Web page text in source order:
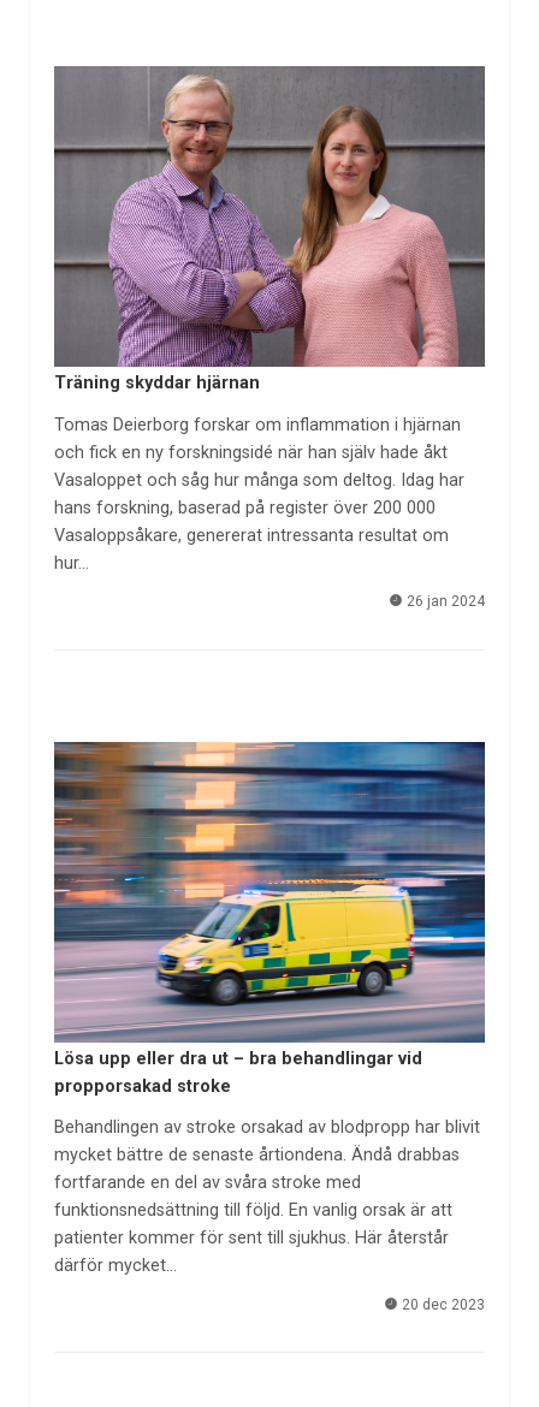
Träning skyddar hjärnan
Tomas Deierborg forskar om inflammation i hjärnan
och fick en ny forskningsidé när han själv hade åkt
Vasaloppet och såg hur många som deltog. Idag har
hans forskning, baserad på register över 200 000
Vasaloppsåkare, genererat intressanta resultat om
hur…
26 jan 2024
Lösa upp eller dra ut – bra behandlingar vid
propporsakad stroke
Behandlingen av stroke orsakad av blodpropp har blivit
mycket bättre de senaste årtiondena. Ändå drabbas
fortfarande en del av svåra stroke med
funktionsnedsättning till följd. En vanlig orsak är att
patienter kommer för sent till sjukhus. Här återstår
därför mycket…
20 dec 2023